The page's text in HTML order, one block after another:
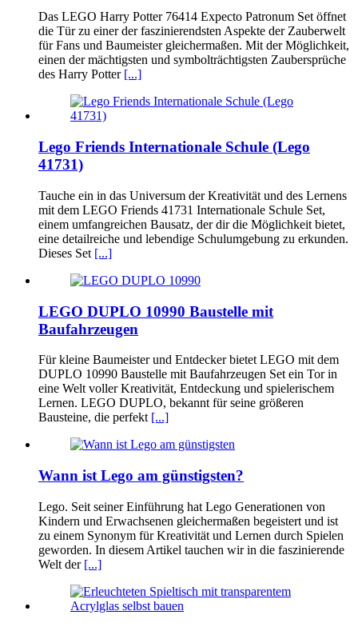
Das LEGO Harry Potter 76414 Expecto Patronum Set öffnet
die Tür zu einer der faszinierendsten Aspekte der Zauberwelt
für Fans und Baumeister gleichermaßen. Mit der Möglichkeit,
einen der mächtigsten und symbolträchtigsten Zaubersprüche
des Harry Potter [...]
Lego Friends Internationale Schule (Lego
41731)
Tauche ein in das Universum der Kreativität und des Lernens
mit dem LEGO Friends 41731 Internationale Schule Set,
einem umfangreichen Bausatz, der dir die Möglichkeit bietet,
eine detailreiche und lebendige Schulumgebung zu erkunden.
Dieses Set [...]
LEGO DUPLO 10990 Baustelle mit
Baufahrzeugen
Für kleine Baumeister und Entdecker bietet LEGO mit dem
DUPLO 10990 Baustelle mit Baufahrzeugen Set ein Tor in
eine Welt voller Kreativität, Entdeckung und spielerischem
Lernen. LEGO DUPLO, bekannt für seine größeren
Bausteine, die perfekt [...]
Wann ist Lego am günstigsten?
Lego. Seit seiner Einführung hat Lego Generationen von
Kindern und Erwachsenen gleichermaßen begeistert und ist
zu einem Synonym für Kreativität und Lernen durch Spielen
geworden. In diesem Artikel tauchen wir in die faszinierende
Welt der [...]